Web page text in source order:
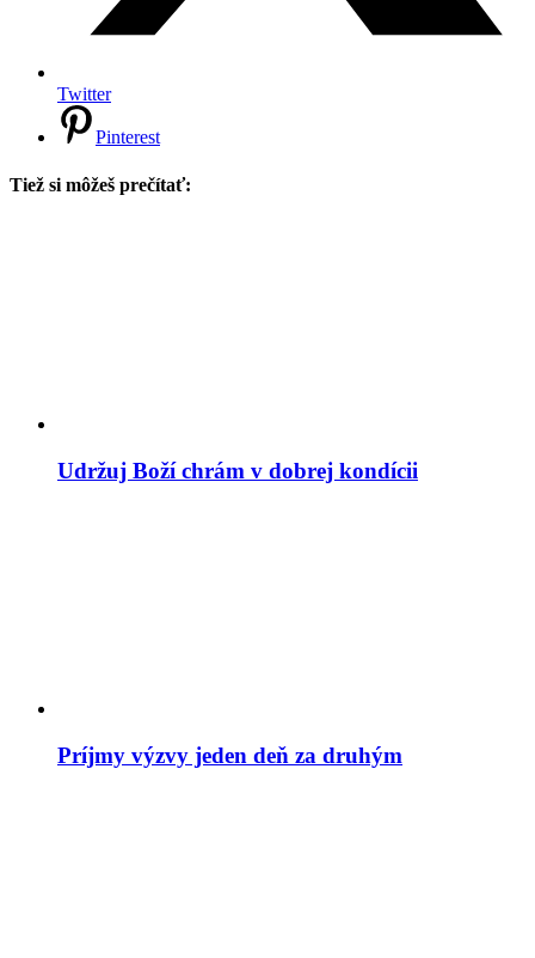
Twitter
Pinterest
Tiež si môžeš prečítať:
Udržuj Boží chrám v dobrej kondícii
Príjmy výzvy jeden deň za druhým